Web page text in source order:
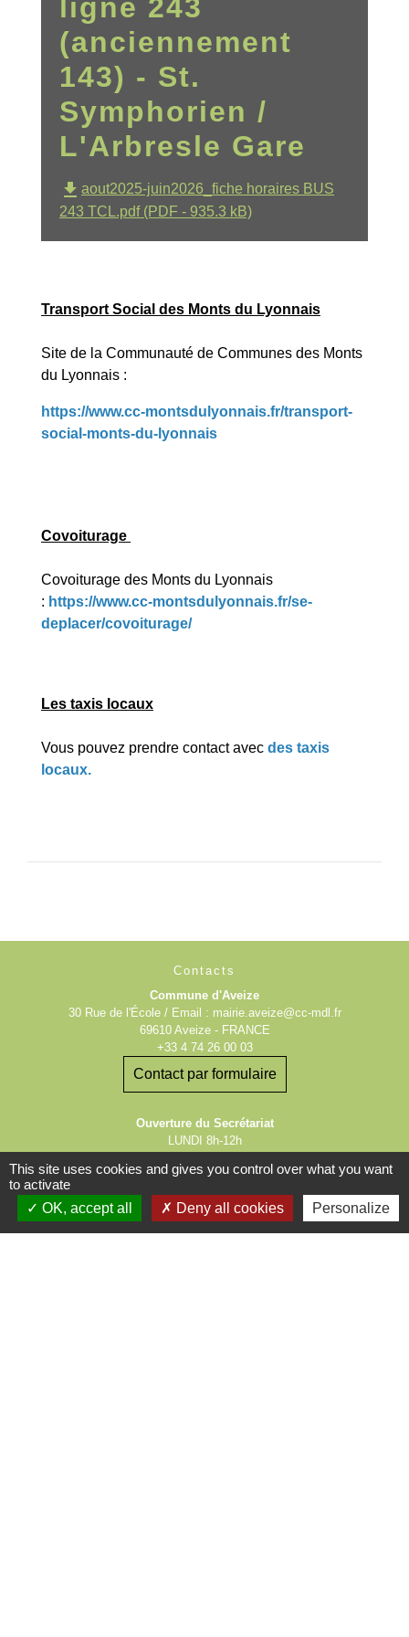
ligne 243
(anciennement
143) - St.
Symphorien /
L'Arbresle Gare
file_download aout2025-juin2026_fiche horaires BUS
243 TCL.pdf (PDF - 935.3 kB)
Transport Social des Monts du Lyonnais
Site de la Communauté de Communes des Monts
du Lyonnais :
https://www.cc-montsdulyonnais.fr/transport-
social-monts-du-lyonnais
Covoiturage
Covoiturage des Monts du Lyonnais
: https://www.cc-montsdulyonnais.fr/se-
deplacer/covoiturage/
Les taxis locaux
Vous pouvez prendre contact avec des taxis
locaux.
Contacts
Commune d'Aveize
30 Rue de l'École / Email : mairie.aveize@cc-mdl.fr
69610 Aveize - FRANCE
+33 4 74 26 00 03
Contact par formulaire
Ouverture du Secrétariat
LUNDI 8h-12h
JEUDI 14h-17h
SAMEDI 8h30-11h30
This site uses cookies and gives you control over what you want
to activate
OK, accept all
Deny all cookies Personalize